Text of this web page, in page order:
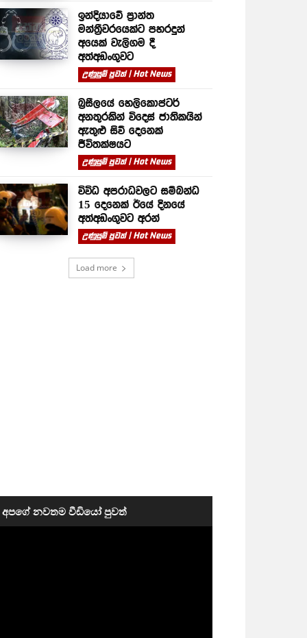
ඉන්දියාවේ ප්‍රාන්ත
මන්ත්‍රීවරයෙක්ට පහරදුන්
අයෙක් වැලිගම දී
අත්අඩංගුවට
උණුසුම් පුවත් | Hot News
බ්‍රසීලයේ හෙලිකොප්ටර්
අනතුරකින් විදෙස් ජාතිකයින්
ඇතුළු සිව් දෙනෙක්
ජීවිතක්ෂයට
උණුසුම් පුවත් | Hot News
විවිධ අපරාධවලට සම්බන්ධ
15 දෙනෙක් ඊයේ දිනයේ
අත්අඩංගුවට අරන්
උණුසුම් පුවත් | Hot News
Load more
අපගේ නවතම වීඩියෝ පුවත්